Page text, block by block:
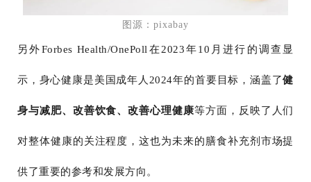
图源：pixabay
另外Forbes Health/OnePoll在2023年10月进行的调查显
示，身心健康是美国成年人2024年的首要目标，涵盖了健
身与减肥、改善饮食、改善心理健康等方面，反映了人们
对整体健康的关注程度，这也为未来的膳食补充剂市场提
供了重要的参考和发展方向。